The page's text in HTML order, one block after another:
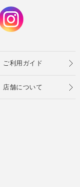
ご利用ガイド
店舗について